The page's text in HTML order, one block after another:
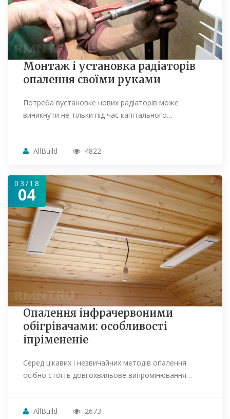
Монтаж і установка радіаторів
опалення своїми руками
Потреба вустановке нових радіаторів може
виникнути не тільки під час капітального…
AllBuild 4822
03/18
04
Опалення інфрачервоними
обігрівачами: особливості
іпрімененіе
Серед цікавих і незвичайних методів опалення
осібно стоїть довгохвильове випромінювання…
AllBuild 2673